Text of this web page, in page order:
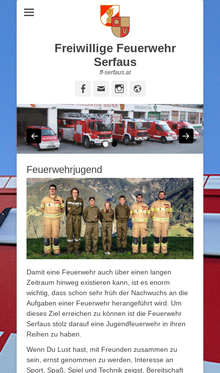
Freiwillige Feuerwehr
Serfaus
ff-serfaus.at
Facebook
EmailInstagram
••
Feuerwehrjugend
Damit eine Feuerwehr auch über einen langen
Zeitraum hinweg existieren kann, ist es enorm
wichtig, dass schon sehr früh der Nachwuchs an die
Aufgaben einer Feuerwehr herangeführt wird. Um
dieses Ziel erreichen zu können ist die Feuerwehr
Serfaus stolz darauf eine Jugendfeuerwehr in ihren
Reihen zu haben.
Wenn Du Lust hast, mit Freunden zusammen zu
sein, ernst genommen zu werden, Interesse an
Sport, Spaß, Spiel und Technik zeigst, Bereitschaft